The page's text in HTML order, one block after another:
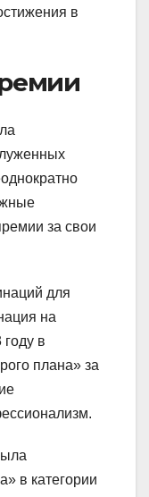
в
за свои
для
на
в
плана» за
в категории